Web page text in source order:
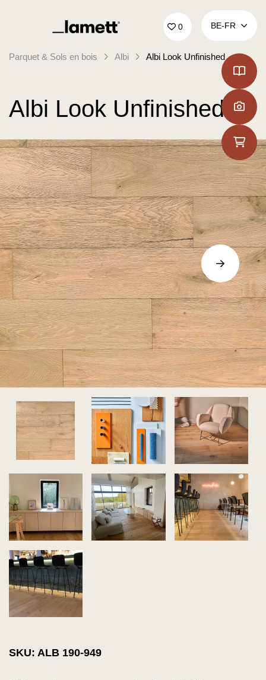
Retour à la page d'accueil 0 BE‑FR
Parquet & Sols en bois Albi Albi Look Unfinished
Albi Look Unfinished
SKU: ALB 190-949